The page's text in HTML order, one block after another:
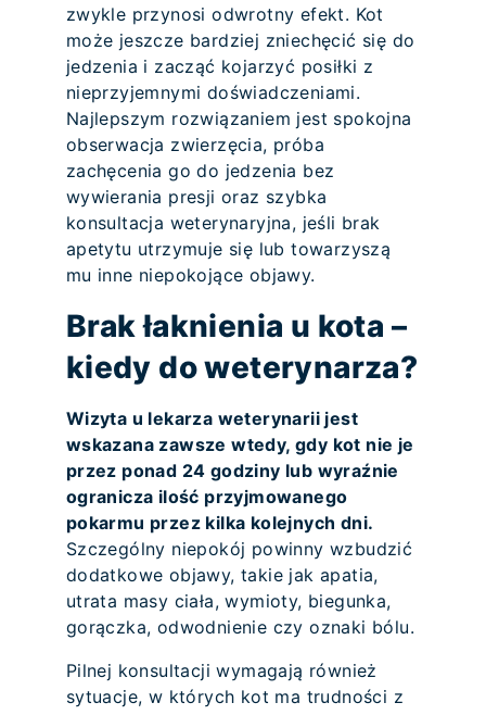
zwykle przynosi odwrotny efekt. Kot
może jeszcze bardziej zniechęcić się do
jedzenia i zacząć kojarzyć posiłki z
nieprzyjemnymi doświadczeniami.
Najlepszym rozwiązaniem jest spokojna
obserwacja zwierzęcia, próba
zachęcenia go do jedzenia bez
wywierania presji oraz szybka
konsultacja weterynaryjna, jeśli brak
apetytu utrzymuje się lub towarzyszą
mu inne niepokojące objawy.
Brak łaknienia u kota –
kiedy do weterynarza?
Wizyta u lekarza weterynarii jest
wskazana zawsze wtedy, gdy kot nie je
przez ponad 24 godziny lub wyraźnie
ogranicza ilość przyjmowanego
pokarmu przez kilka kolejnych dni.
Szczególny niepokój powinny wzbudzić
dodatkowe objawy, takie jak apatia,
utrata masy ciała, wymioty, biegunka,
gorączka, odwodnienie czy oznaki bólu.
Pilnej konsultacji wymagają również
sytuacje, w których kot ma trudności z